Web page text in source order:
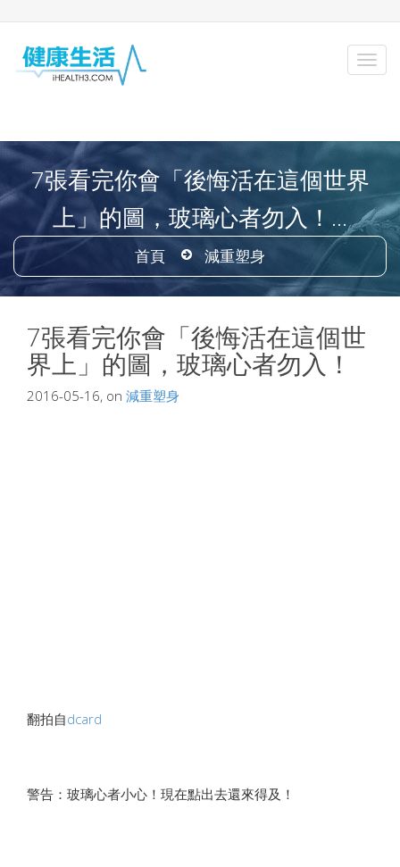
7張看完你會「後悔活在這個世界
上」的圖，玻璃心者勿入！...
首頁 減重塑身
7張看完你會「後悔活在這個世
界上」的圖，玻璃心者勿入！
2016-05-16, on 減重塑身
翻拍自dcard
警告：玻璃心者小心！現在點出去還來得及！